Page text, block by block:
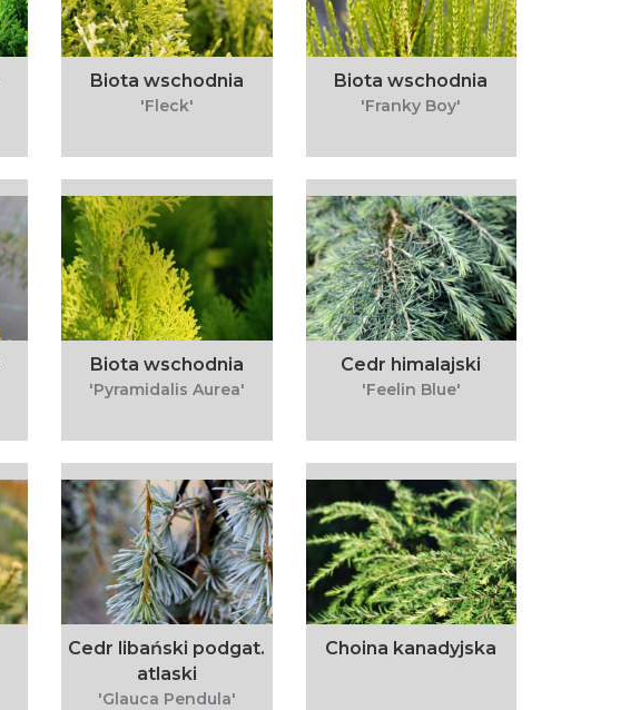
Biota wschodnia
'Fleck'
Biota wschodnia
'Franky Boy'
Biota wschodnia
'Pyramidalis Aurea'
Cedr himalajski
'Feelin Blue'
Cedr libański podgat.
atlaski
'Glauca Pendula'
Choina kanadyjska